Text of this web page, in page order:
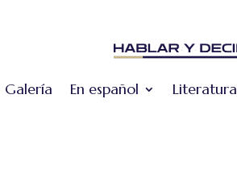
Galería En español Literatura